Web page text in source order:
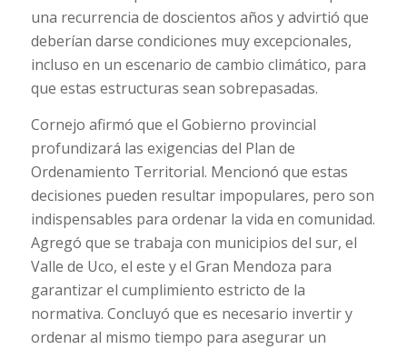
una recurrencia de doscientos años y advirtió que
deberían darse condiciones muy excepcionales,
incluso en un escenario de cambio climático, para
que estas estructuras sean sobrepasadas.
Cornejo afirmó que el Gobierno provincial
profundizará las exigencias del Plan de
Ordenamiento Territorial. Mencionó que estas
decisiones pueden resultar impopulares, pero son
indispensables para ordenar la vida en comunidad.
Agregó que se trabaja con municipios del sur, el
Valle de Uco, el este y el Gran Mendoza para
garantizar el cumplimiento estricto de la
normativa. Concluyó que es necesario invertir y
ordenar al mismo tiempo para asegurar un